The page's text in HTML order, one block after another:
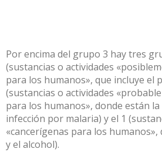
Por encima del grupo 3 hay tres
(sustancias o actividades
para los humanos», que incluye el
(sustancias o actividades
para los humanos», donde están la
infección por malaria) y el 1
«cancerígenas para los
y el alcohol).